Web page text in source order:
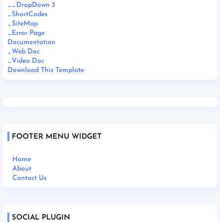
__DropDown 3
_ShortCodes
_SiteMap
_Error Page
Documentation
_Web Doc
_Video Doc
Download This Template
FOOTER MENU WIDGET
Home
About
Contact Us
SOCIAL PLUGIN